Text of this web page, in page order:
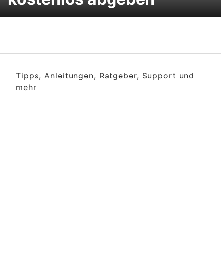
Tipps, Anleitungen, Ratgeber, Support und
mehr